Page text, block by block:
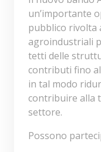
un’importante
pubblico rivolta
agroindustriali
tetti delle
contributi fino
in tal modo
contribuire alla
settore.
Possono